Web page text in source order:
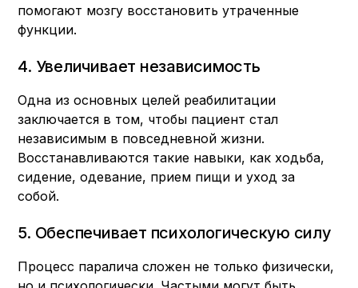
помогают мозгу восстановить утраченные
функции.
4. Увеличивает независимость
Одна из основных целей реабилитации
заключается в том, чтобы пациент стал
независимым в повседневной жизни.
Восстанавливаются такие навыки, как ходьба,
сидение, одевание, прием пищи и уход за
собой.
5. Обеспечивает психологическую силу
Процесс паралича сложен не только физически,